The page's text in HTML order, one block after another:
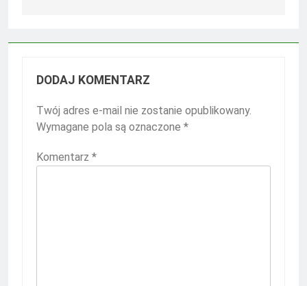
DODAJ KOMENTARZ
Twój adres e-mail nie zostanie opublikowany.
Wymagane pola są oznaczone *
Komentarz *